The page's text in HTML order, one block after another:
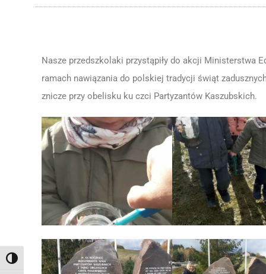
Toggle High Contrast
Nasze przedszkolaki przystąpiły do akcji Ministerstwa
ramach nawiązania do polskiej tradycji świąt
znicze przy obelisku ku czci Partyzantów Kaszubskich.